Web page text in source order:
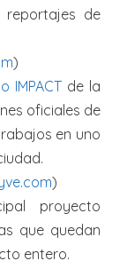
de
)
IMPACT de la
oficiales de
en uno
)
proyecto
que quedan
entero.